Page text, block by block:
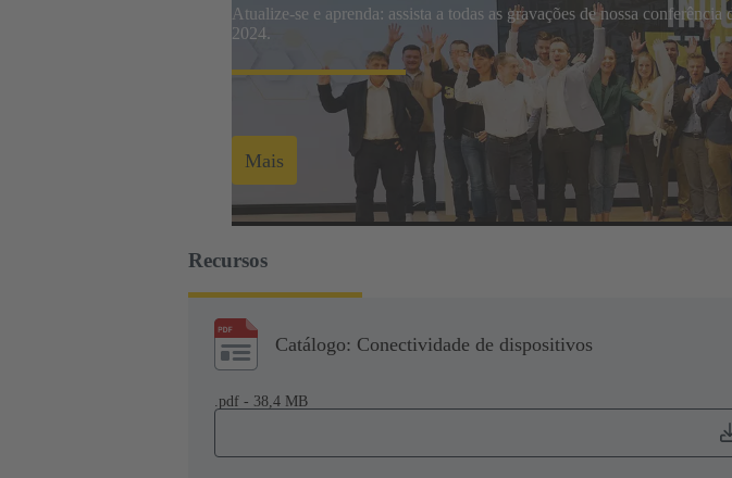
Atualize-se e aprenda: assista a todas as gravações de nossa
2024.
Mais
Recursos
Catálogo: Conectividade de dispositivos
.pdf - 38,4 MB